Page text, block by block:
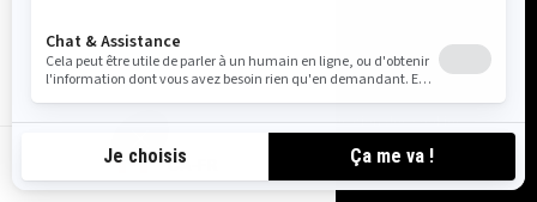
CA-FR
Canada (français)
© BRP 2003-2026
Avis juridique
Politique de confidentialité
Utilisation des cookies
Plan de site Paramètres des cookies